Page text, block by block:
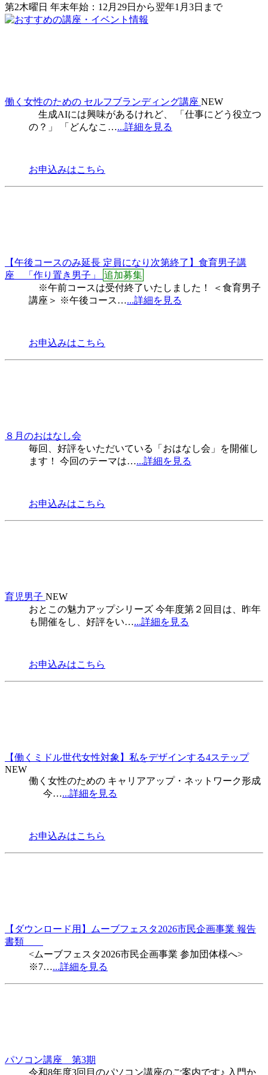
第2木曜日 年末年始：12月29日から翌年1月3日まで
働く女性のための セルフブランディング講座 NEW
生成AIには興味があるけれど、 「仕事にどう役立つ
の？」 「どんなこ…...詳細を見る
お申込みはこちら
【午後コースのみ延長 定員になり次第終了】食育男子講
座 「作り置き男子」
追加募集
※午前コースは受付終了いたしました！ ＜食育男子
講座＞ ※午後コース…...詳細を見る
お申込みはこちら
８月のおはなし会
毎回、好評をいただいている「おはなし会」を開催し
ます！ 今回のテーマは…...詳細を見る
お申込みはこちら
育児男子 NEW
おとこの魅力アップシリーズ 今年度第２回目は、昨年
も開催をし、好評をい…...詳細を見る
お申込みはこちら
【働くミドル世代女性対象】私をデザインする4ステップ
NEW
働く女性のための キャリアアップ・ネットワーク形成
今…...詳細を見る
お申込みはこちら
【ダウンロード用】ムーブフェスタ2026市民企画事業 報告
書類
<ムーブフェスタ2026市民企画事業 参加団体様へ>
※7…...詳細を見る
パソコン講座 第3期
令和8年度3回目のパソコン講座のご案内です♪ 入門か